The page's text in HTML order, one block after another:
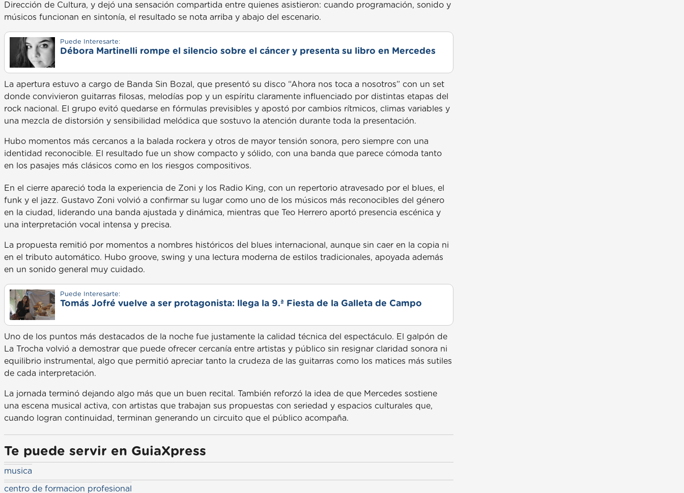
Dirección de Cultura, y dejó una sensación compartida entre quienes asistieron: cuando programación, sonido y
músicos funcionan en sintonía, el resultado se nota arriba y abajo del escenario.
Puede Interesarte:
Débora Martinelli rompe el silencio sobre el cáncer y presenta su libro en Mercedes
La apertura estuvo a cargo de Banda Sin Bozal, que presentó su disco “Ahora nos toca a nosotros” con un set
donde convivieron guitarras filosas, melodías pop y un espíritu claramente influenciado por distintas etapas del
rock nacional. El grupo evitó quedarse en fórmulas previsibles y apostó por cambios rítmicos, climas variables y
una mezcla de distorsión y sensibilidad melódica que sostuvo la atención durante toda la presentación.
Hubo momentos más cercanos a la balada rockera y otros de mayor tensión sonora, pero siempre con una
identidad reconocible. El resultado fue un show compacto y sólido, con una banda que parece cómoda tanto
en los pasajes más clásicos como en los riesgos compositivos.
En el cierre apareció toda la experiencia de Zoni y los Radio King, con un repertorio atravesado por el blues, el
funk y el jazz. Gustavo Zoni volvió a confirmar su lugar como uno de los músicos más reconocibles del género
en la ciudad, liderando una banda ajustada y dinámica, mientras que Teo Herrero aportó presencia escénica y
una interpretación vocal intensa y precisa.
La propuesta remitió por momentos a nombres históricos del blues internacional, aunque sin caer en la copia ni
en el tributo automático. Hubo groove, swing y una lectura moderna de estilos tradicionales, apoyada además
en un sonido general muy cuidado.
Puede Interesarte:
Tomás Jofré vuelve a ser protagonista: llega la 9.ª Fiesta de la Galleta de Campo
Uno de los puntos más destacados de la noche fue justamente la calidad técnica del espectáculo. El galpón de
La Trocha volvió a demostrar que puede ofrecer cercanía entre artistas y público sin resignar claridad sonora ni
equilibrio instrumental, algo que permitió apreciar tanto la crudeza de las guitarras como los matices más sutiles
de cada interpretación.
La jornada terminó dejando algo más que un buen recital. También reforzó la idea de que Mercedes sostiene
una escena musical activa, con artistas que trabajan sus propuestas con seriedad y espacios culturales que,
cuando logran continuidad, terminan generando un circuito que el público acompaña.
Te puede servir en GuiaXpress
musica
centro de formacion profesional